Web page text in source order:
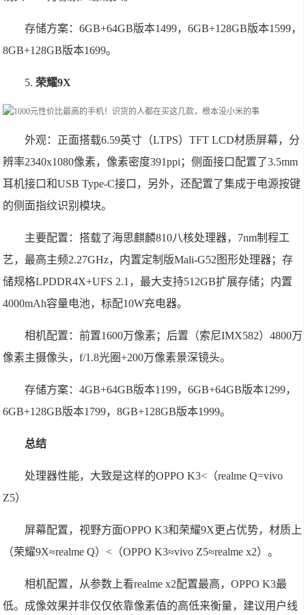
存储方案：6GB+64GB版本1499，6GB+128GB版本1599，
8GB+128GB版本1699。
5. 荣耀9X
外观：正面搭载6.59英寸（LTPS）TFT LCD材质屏幕，分
辨率2340x1080像素，像素密度391ppi；侧面接口配置了3.5mm
耳机接口和USB Type-C接口，另外，还配置了集成于电源按键
的侧面指纹识别模块。
主要配置：搭载了海思麒麟810八核处理器，7nm制程工
艺，最高主频2.27GHz，内置定制版Mali-G52图形处理器；存
储规格LPDDR4X+UFS 2.1，最大支持512GB扩展存储；内置
4000mAh容量电池，标配10W充电器。
相机配置：前置1600万像素；后置（索尼IMX582）4800万
像素主摄像头，f/1.8光圈+200万像素景深镜头。
存储方案：4GB+64GB版本1199，6GB+64GB版本1299，
6GB+128GB版本1799，8GB+128GB版本1999。
总结
处理器性能，大致是这样的OPPO K3<（realme Q=vivo
Z5）
屏幕配置，视野方面OPPO K3和荣耀9X更占优势，材质上
（荣耀9X≈realme Q）<（OPPO K3≈vivo Z5≈realme x2）。
相机配置，从参数上看realme x2配置最高，OPPO K3最
低。成像效果并非仅仅依靠像素值的高低来衡量，建议用户线